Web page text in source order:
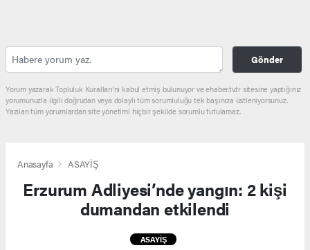
Gönder
Yorum yazarak Topluluk Kuralları’nı kabul etmiş bulunuyor ve ehaber.tv.tr sitesine yaptığınız
yorumunuzla ilgili doğrudan veya dolaylı tüm sorumluluğu tek başınıza üstleniyorsunuz.
Yazılan tüm yorumlardan site yönetimi hiçbir şekilde sorumlu tutulamaz.
Anasayfa ASAYİŞ
Erzurum Adliyesi’nde yangın: 2 kişi
dumandan etkilendi
ASAYİŞ